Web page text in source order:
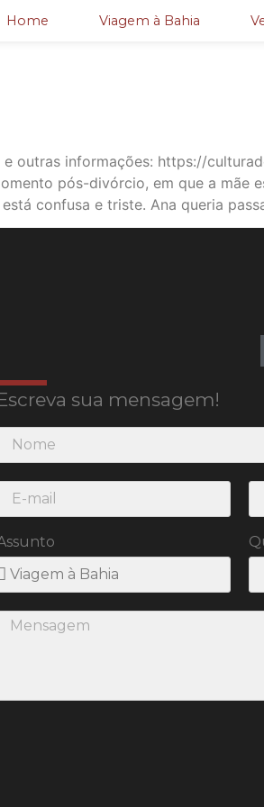
Home Viagem à Bahia
e outras informações: https://
pós-divórcio, em que a mãe
confusa e triste. Ana queria
sua mensagem!